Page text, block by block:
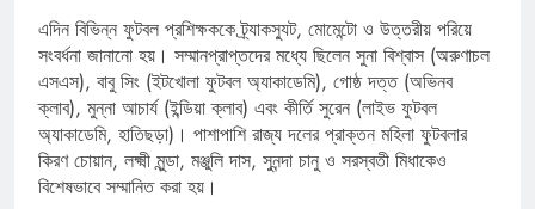
এদিন বিভিন্ন ফুটবল প্রশিক্ষককে ট্র্যাকস্যুট, মোমেন্টো ও উত্তরীয় পরিয়ে
সংবর্ধনা জানানো হয়। সম্মানপ্রাপ্তদের মধ্যে ছিলেন সুনা বিশ্বাস (অরুণাচল
এসএস), বাবু সিং (ইটখোলা ফুটবল অ্যাকাডেমি), গোষ্ঠ দত্ত (অভিনব
ক্লাব), মুন্না আচার্য (ইন্ডিয়া ক্লাব) এবং কীর্তি সুরেন (লাইভ ফুটবল
অ্যাকাডেমি, হাতিছড়া)। পাশাপাশি রাজ্য দলের প্রাক্তন মহিলা ফুটবলার
কিরণ চোয়ান, লক্ষ্মী মুন্ডা, মঞ্জুলি দাস, সুনন্দা চানু ও সরস্বতী মিধাকেও
বিশেষভাবে সম্মানিত করা হয়।